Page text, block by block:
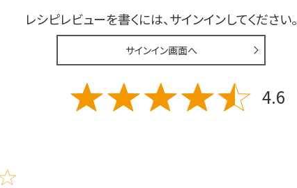
レシピレビューを書くには、サインインしてください。
サインイン画面へ
4.6